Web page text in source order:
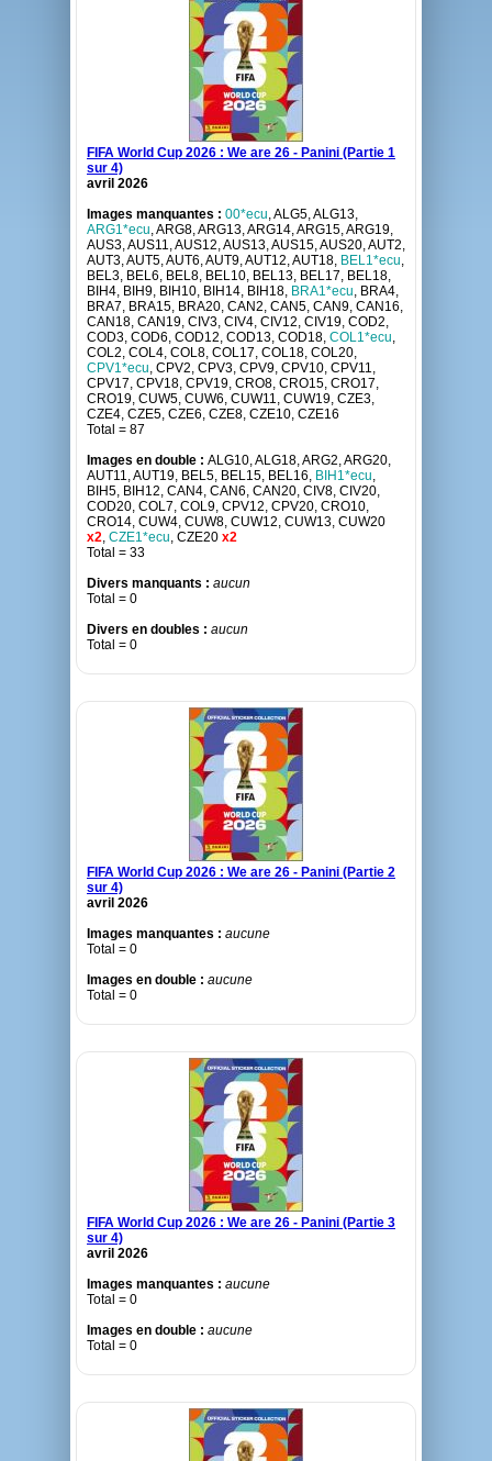
FIFA World Cup 2026 : We are 26 - Panini (Partie 1
sur 4)
avril 2026
Images manquantes : 00*ecu, ALG5, ALG13,
ARG1*ecu, ARG8, ARG13, ARG14, ARG15, ARG19,
AUS3, AUS11, AUS12, AUS13, AUS15, AUS20, AUT2,
AUT3, AUT5, AUT6, AUT9, AUT12, AUT18, BEL1*ecu,
BEL3, BEL6, BEL8, BEL10, BEL13, BEL17, BEL18,
BIH4, BIH9, BIH10, BIH14, BIH18, BRA1*ecu, BRA4,
BRA7, BRA15, BRA20, CAN2, CAN5, CAN9, CAN16,
CAN18, CAN19, CIV3, CIV4, CIV12, CIV19, COD2,
COD3, COD6, COD12, COD13, COD18, COL1*ecu,
COL2, COL4, COL8, COL17, COL18, COL20,
CPV1*ecu, CPV2, CPV3, CPV9, CPV10, CPV11,
CPV17, CPV18, CPV19, CRO8, CRO15, CRO17,
CRO19, CUW5, CUW6, CUW11, CUW19, CZE3,
CZE4, CZE5, CZE6, CZE8, CZE10, CZE16
Total = 87
Images en double : ALG10, ALG18, ARG2, ARG20,
AUT11, AUT19, BEL5, BEL15, BEL16, BIH1*ecu,
BIH5, BIH12, CAN4, CAN6, CAN20, CIV8, CIV20,
COD20, COL7, COL9, CPV12, CPV20, CRO10,
CRO14, CUW4, CUW8, CUW12, CUW13, CUW20
x2, CZE1*ecu, CZE20 x2
Total = 33
Divers manquants : aucun
Total = 0
Divers en doubles : aucun
Total = 0
FIFA World Cup 2026 : We are 26 - Panini (Partie 2
sur 4)
avril 2026
Images manquantes : aucune
Total = 0
Images en double : aucune
Total = 0
FIFA World Cup 2026 : We are 26 - Panini (Partie 3
sur 4)
avril 2026
Images manquantes : aucune
Total = 0
Images en double : aucune
Total = 0